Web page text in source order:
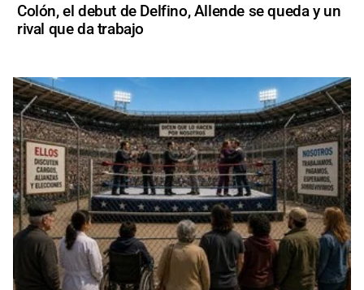
Colón, el debut de Delfino, Allende se queda y un
rival que da trabajo